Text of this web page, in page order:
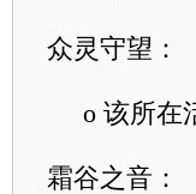
众灵守望：
o 该所在
霜谷之音：